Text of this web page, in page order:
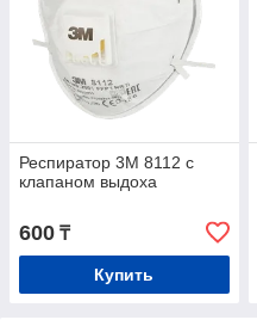
Респиратор 3М 8112 с
клапаном выдоха
600 ₸
Купить